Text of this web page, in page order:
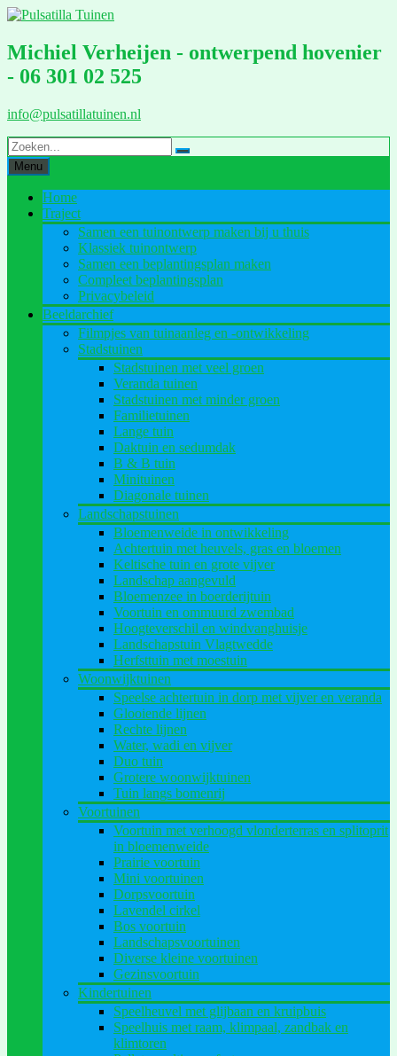
Ga
de
inhoud
Michiel Verheijen - ontwerpend hovenier
- 06 301 02 525
info@pulsatillatuinen.nl
Menu
Home
Traject
Samen een tuinontwerp maken bij u thuis
Klassiek tuinontwerp
Samen een beplantingsplan maken
Compleet beplantingsplan
Privacybeleid
Beeldarchief
Filmpjes van tuinaanleg en -ontwikkeling
Stadstuinen
Stadstuinen met veel groen
Veranda tuinen
Stadstuinen met minder groen
Familietuinen
Lange tuin
Daktuin en sedumdak
B & B tuin
Minituinen
Diagonale tuinen
Landschapstuinen
Bloemenweide in ontwikkeling
Achtertuin met heuvels, gras en bloemen
Keltische tuin en grote vijver
Landschap aangevuld
Bloemenzee in boerderijtuin
Voortuin en ommuurd zwembad
Hoogteverschil en windvanghuisje
Landschapstuin Vlagtwedde
Herfsttuin met moestuin
Woonwijktuinen
Speelse achtertuin in dorp met vijver en veranda
Glooiende lijnen
Rechte lijnen
Water, wadi en vijver
Duo tuin
Grotere woonwijktuinen
Tuin langs bomenrij
Voortuinen
Voortuin met verhoogd vlonderterras en splitoprit
in bloemenweide
Prairie voortuin
Mini voortuinen
Dorpsvoortuin
Lavendel cirkel
Bos voortuin
Landschapsvoortuinen
Diverse kleine voortuinen
Gezinsvoortuin
Kindertuinen
Speelheuvel met glijbaan en kruipbuis
Speelhuis met raam, klimpaal, zandbak en
klimtoren